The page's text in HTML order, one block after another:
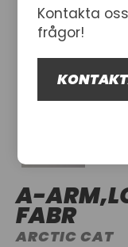
A-
FABR
ARCTIC CAT
Kontakta
frågor!